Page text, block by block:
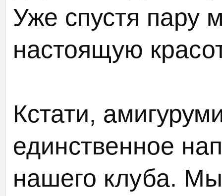
Уже спустя пару
настоящую
Кстати,
единственное
нашего клуба.